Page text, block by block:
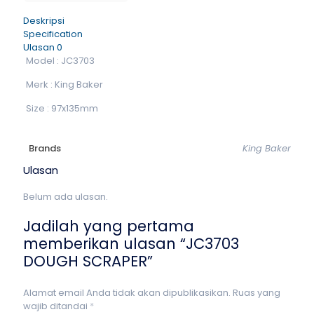
Deskripsi
Specification
Ulasan 0
Model : JC3703
Merk : King Baker
Size : 97x135mm
Brands King Baker
Ulasan
Belum ada ulasan.
Jadilah yang pertama
memberikan ulasan “JC3703
DOUGH SCRAPER”
Alamat email Anda tidak akan dipublikasikan. Ruas yang
wajib ditandai *